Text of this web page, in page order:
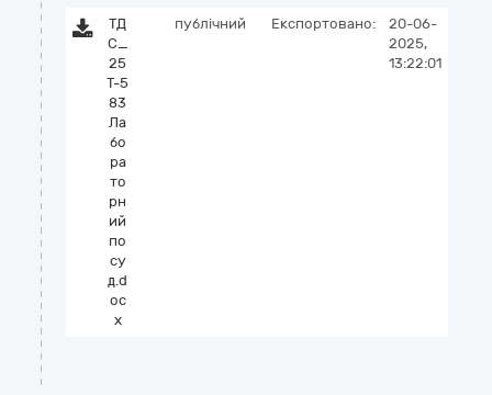
ТД
С_
25
Т-5
83
Ла
бо
ра
то
рн
ий
по
су
д.d
oc
x
публічний Експортовано:
20-06-
2025,
13:22:01